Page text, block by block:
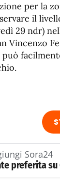
per la
il
29 ndr)
Vincenzo
Sora24
preferita su